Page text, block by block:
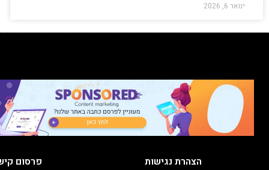
ינואר 6, 2026
הצהרת נגישות פרסום